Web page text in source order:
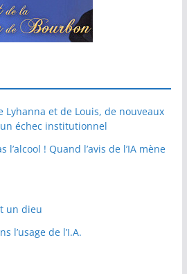
Lyhanna et de Louis, de nouveaux
échec institutionnel
l’alcool ! Quand l’avis de l’IA mène
un dieu
l’usage de l’I.A.